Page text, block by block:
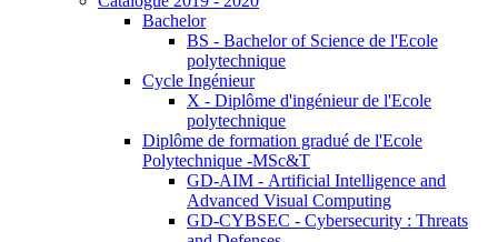
Bachelor
BS - Bachelor of Science de l'Ecole
polytechnique
Cycle Ingénieur
X - Diplôme d'ingénieur de l'Ecole
polytechnique
Diplôme de formation gradué de l'Ecole
Polytechnique -MSc&T
GD-AIM - Artificial Intelligence and
Advanced Visual Computing
GD-CYBSEC - Cybersecurity : Threats